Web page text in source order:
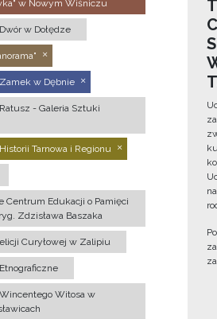
w Nowym Wiśniczu
w Dołędze
w Dębnie
- Galeria Sztuki
Tarnowa i Regionu
Centrum Edukacji o Pamięci
Zdzisława Baszaka
Curyłowej w Zalipiu
Witosa w